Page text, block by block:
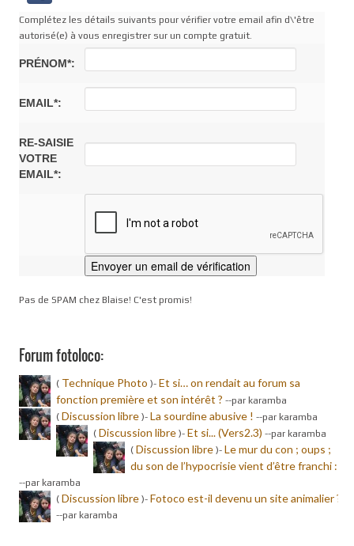
Complétez les détails suivants pour vérifier votre email afin d\'être
autorisé(e) à vous enregistrer sur un compte gratuit.
PRÉNOM*:
EMAIL*:
RE-SAISIE
VOTRE
EMAIL*:
Pas de SPAM chez Blaise! C'est promis!
Forum fotoloco:
( Technique Photo )- Et si… on rendait au forum sa
fonction première et son intérêt ? --par karamba
( Discussion libre )- La sourdine abusive ! --par karamba
( Discussion libre )- Et si... (Vers2.3) --par karamba
( Discussion libre )- Le mur du con ; oups ;
du son de l’hypocrisie vient d’être franchi :
--par karamba
( Discussion libre )- Fotoco est-il devenu un site animalier ?
--par karamba